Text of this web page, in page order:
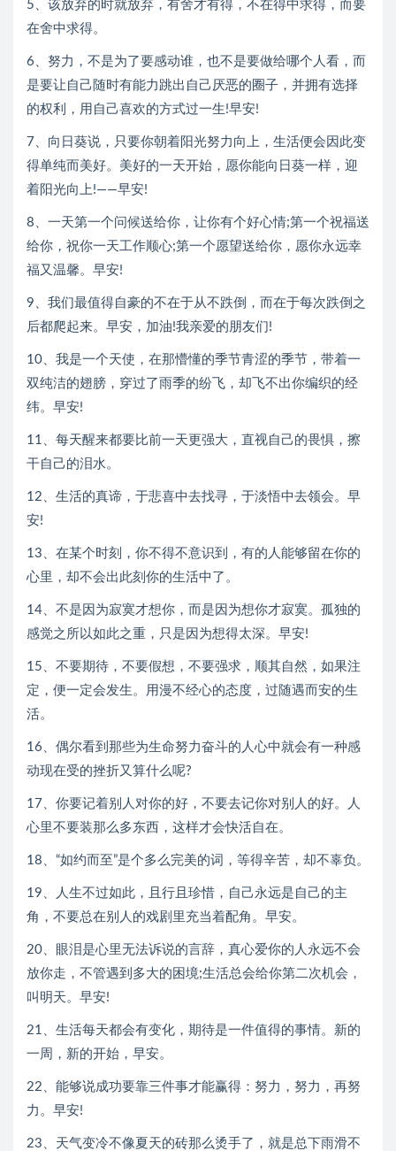
5、该放弃的时就放弃，有舍才有得，不在得中求得，而要
在舍中求得。
6、努力，不是为了要感动谁，也不是要做给哪个人看，而
是要让自己随时有能力跳出自己厌恶的圈子，并拥有选择
的权利，用自己喜欢的方式过一生!早安!
7、向日葵说，只要你朝着阳光努力向上，生活便会因此变
得单纯而美好。美好的一天开始，愿你能向日葵一样，迎
着阳光向上!——早安!
8、一天第一个问候送给你，让你有个好心情;第一个祝福送
给你，祝你一天工作顺心;第一个愿望送给你，愿你永远幸
福又温馨。早安!
9、我们最值得自豪的不在于从不跌倒，而在于每次跌倒之
后都爬起来。早安，加油!我亲爱的朋友们!
10、我是一个天使，在那懵懂的季节青涩的季节，带着一
双纯洁的翅膀，穿过了雨季的纷飞，却飞不出你编织的经
纬。早安!
11、每天醒来都要比前一天更强大，直视自己的畏惧，擦
干自己的泪水。
12、生活的真谛，于悲喜中去找寻，于淡悟中去领会。早
安!
13、在某个时刻，你不得不意识到，有的人能够留在你的
心里，却不会出此刻你的生活中了。
14、不是因为寂寞才想你，而是因为想你才寂寞。孤独的
感觉之所以如此之重，只是因为想得太深。早安!
15、不要期待，不要假想，不要强求，顺其自然，如果注
定，便一定会发生。用漫不经心的态度，过随遇而安的生
活。
16、偶尔看到那些为生命努力奋斗的人心中就会有一种感
动现在受的挫折又算什么呢?
17、你要记着别人对你的好，不要去记你对别人的好。人
心里不要装那么多东西，这样才会快活自在。
18、“如约而至”是个多么完美的词，等得辛苦，却不辜负。
19、人生不过如此，且行且珍惜，自己永远是自己的主
角，不要总在别人的戏剧里充当着配角。早安。
20、眼泪是心里无法诉说的言辞，真心爱你的人永远不会
放你走，不管遇到多大的困境;生活总会给你第二次机会，
叫明天。早安!
21、生活每天都会有变化，期待是一件值得的事情。新的
一周，新的开始，早安。
22、能够说成功要靠三件事才能赢得：努力，努力，再努
力。早安!
23、天气变冷不像夏天的砖那么烫手了，就是总下雨滑不